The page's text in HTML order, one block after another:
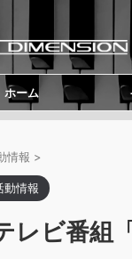
ホーム
情報 >
動情報
レビ番組